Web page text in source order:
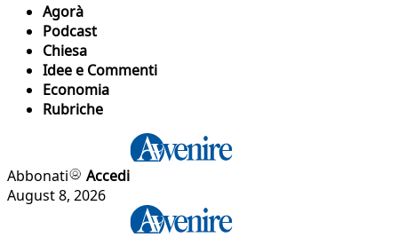
Agorà
Podcast
Chiesa
Idee e Commenti
Economia
Rubriche
Abbonati
Accedi
August 8, 2026